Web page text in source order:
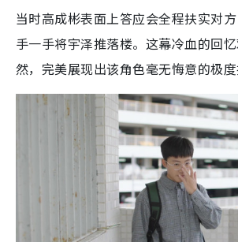
当时高成彬表面上答应会全程扶实对
手一手将宇泽推落楼。这幕冷血的回
然，完美展现出该角色毫无悔意的极度